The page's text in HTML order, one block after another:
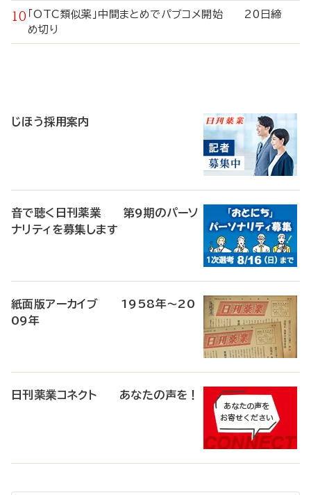
「OTC類似薬」中間まとめでパブコメ開始 20日締
め切り
じほう採用案内
音で聴く日刊薬業 第9期のパーソ
ナリティを募集します
紙面版アーカイブ 1958年～20
09年
日刊薬業コネクト あなたの声を！